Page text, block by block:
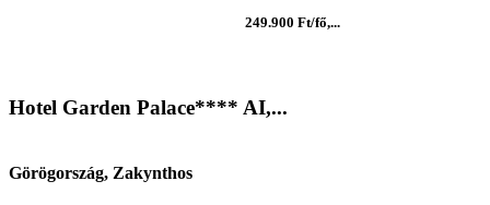
249.900 Ft/fő,...
Hotel Garden Palace**** AI,...
Görögország, Zakynthos